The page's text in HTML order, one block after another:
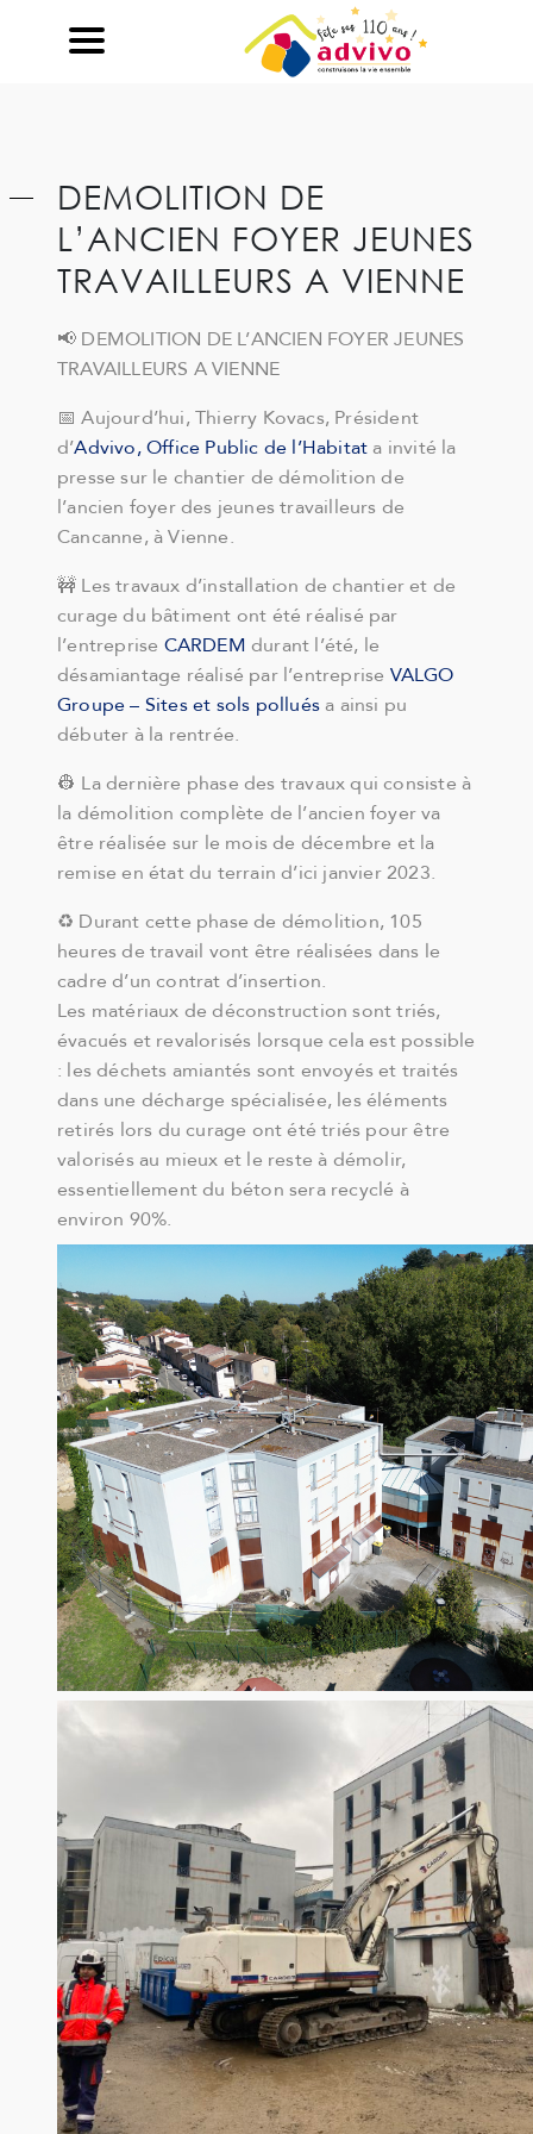
DEMOLITION DE
L’ANCIEN FOYER JEUNES
TRAVAILLEURS A VIENNE
📢 DEMOLITION DE L’ANCIEN FOYER JEUNES
TRAVAILLEURS A VIENNE
📅 Aujourd’hui, Thierry Kovacs, Président
d’Advivo, Office Public de l’Habitata invité la
presse sur le chantier de démolition de
l’ancien foyer des jeunes travailleurs de
Cancanne, à Vienne.
🚧 Les travaux d’installation de chantier et de
curage du bâtiment ont été réalisé par
l’entreprise CARDEM durant l’été, le
désamiantage réalisé par l’entreprise VALGO
Groupe – Sites et sols polluésa ainsi pu
débuter à la rentrée.
👷 La dernière phase des travaux qui consiste à
la démolition complète de l’ancien foyer va
être réalisée sur le mois de décembre et la
remise en état du terrain d’ici janvier 2023.
♻️ Durant cette phase de démolition, 105
heures de travail vont être réalisées dans le
cadre d’un contrat d’insertion.
Les matériaux de déconstruction sont triés,
évacués et revalorisés lorsque cela est possible
: les déchets amiantés sont envoyés et traités
dans une décharge spécialisée, les éléments
retirés lors du curage ont été triés pour être
valorisés au mieux et le reste à démolir,
essentiellement du béton sera recyclé à
environ 90%.